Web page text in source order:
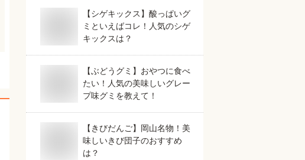
【シゲキックス】酸っぱいグ
ミといえばコレ！人気のシゲ
キックスは？
【ぶどうグミ】おやつに食べ
たい！人気の美味しいグレー
プ味グミを教えて！
【きびだんご】岡山名物！美
味しいきび団子のおすすめ
は？